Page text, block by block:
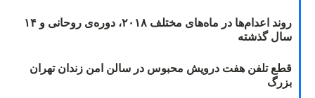
روند اعدام‌ها در ماه‌های مختلف ۲۰۱۸، دوره‌ی روحانی و ۱۴
سال گذشته
قطع تلفن هفت درویش محبوس در سالن امن زندان تهران
بزرگ